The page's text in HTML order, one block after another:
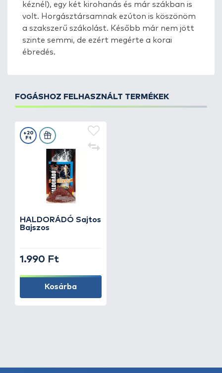
kéznél), egy két kirohanás és már szákban is
volt. Horgásztársamnak ezúton is köszönöm
a szakszerű szákolást. Később már nem jött
szinte semmi, de ezért megérte a korai
ébredés.
FOGÁSHOZ FELHASZNÁLT TERMÉKEK
HALDORÁDÓ Sajtos
Bajszos
+20
Ft
1.990 Ft
Kosárba